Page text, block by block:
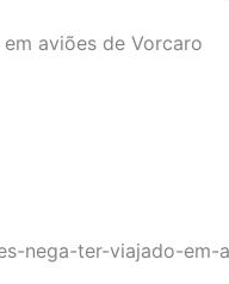
aviões de Vorcaro